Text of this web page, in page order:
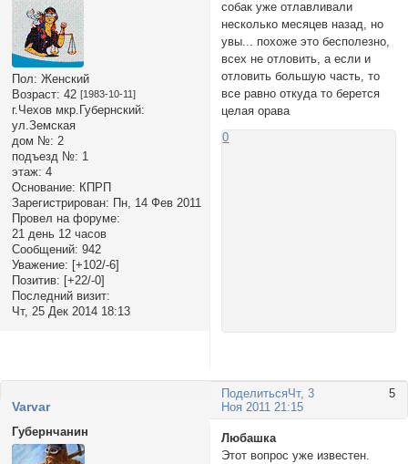
Пол: Женский
Возраст: 42 [1983-10-11]
г.Чехов мкр.Губернский:
ул.Земская
дом №: 2
подъезд №: 1
этаж: 4
Основание: КПРП
Зарегистрирован: Пн, 14 Фев 2011
Провел на форуме:
21 день 12 часов
Сообщений: 942
Уважение: [+102/-6]
Позитив: [+22/-0]
Последний визит:
Чт, 25 Дек 2014 18:13
собак уже отлавливали
несколько месяцев назад, но
увы... похоже это бесполезно,
всех не отловить, а если и
отловить большую часть, то
все равно откуда то берется
целая орава
0
Поделиться 5
Чт, 3
Ноя 2011 21:15
Varvar
Губернчанин
Любашка
Этот вопрос уже известен.